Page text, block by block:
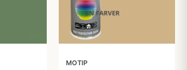
MOTIP